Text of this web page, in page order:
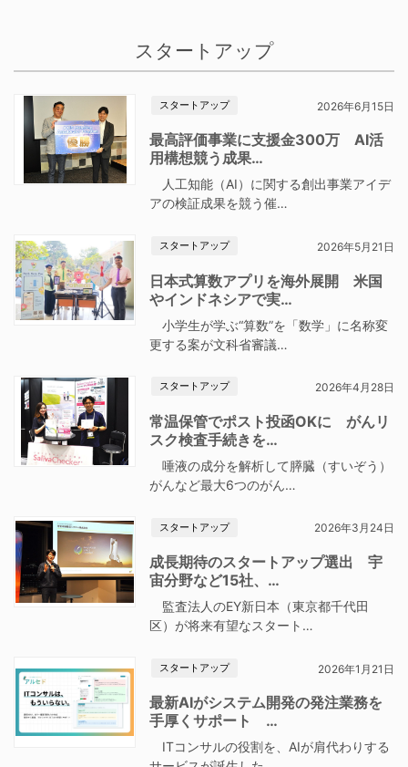
スタートアップ
スタートアップ 2026年6月15日
最高評価事業に支援金300万 AI活
用構想競う成果…
人工知能（AI）に関する創出事業アイデ
アの検証成果を競う催…
スタートアップ 2026年5月21日
日本式算数アプリを海外展開 米国
やインドネシアで実…
小学生が学ぶ“算数”を「数学」に名称変
更する案が文科省審議…
スタートアップ 2026年4月28日
常温保管でポスト投函OKに がんリ
スク検査手続きを…
唾液の成分を解析して膵臓（すいぞう）
がんなど最大6つのがん…
スタートアップ 2026年3月24日
成長期待のスタートアップ選出 宇
宙分野など15社、…
監査法人のEY新日本（東京都千代田
区）が将来有望なスタート…
スタートアップ 2026年1月21日
最新AIがシステム開発の発注業務を
手厚くサポート …
ITコンサルの役割を、AIが肩代わりする